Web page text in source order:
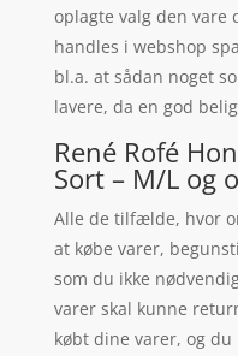
oplagte valg den vare
handles i webshop
bl.a. at sådan noget
lavere, da en god
René Rofé
Sort – M/L og
Alle de tilfælde, hvor
at købe varer,
som du ikke
varer skal kunne
købt dine varer, og